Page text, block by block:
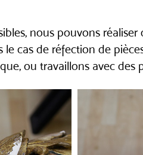
nous pouvons
cas de réfection de
ou travaillons avec